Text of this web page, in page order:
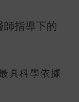
指導下的
具科學依據